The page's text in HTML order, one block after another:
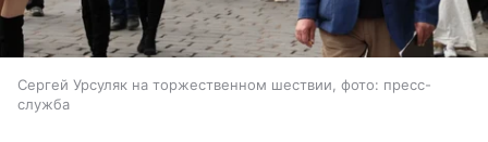
Сергей Урсуляк на торжественном шествии, фото: пресс-
служба